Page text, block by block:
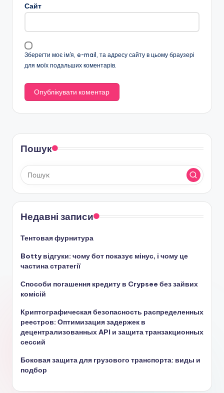
Сайт
Зберегти моє ім'я, e-mail, та адресу сайту в цьому браузері
для моїх подальших коментарів.
Пошук
Недавні записи
Тентовая фурнитура
Botty відгуки: чому бот показує мінус, і чому це
частина стратегії
Способи погашення кредиту в Crypsee без зайвих
комісій
Криптографическая безопасность распределенных
реестров: Оптимизация задержек в
децентрализованных API и защита транзакционных
сессий
Боковая защита для грузового транспорта: виды и
подбор